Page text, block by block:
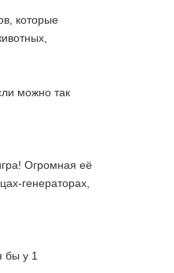
которые
можно так
Огромная её
генераторах,
бы у 1